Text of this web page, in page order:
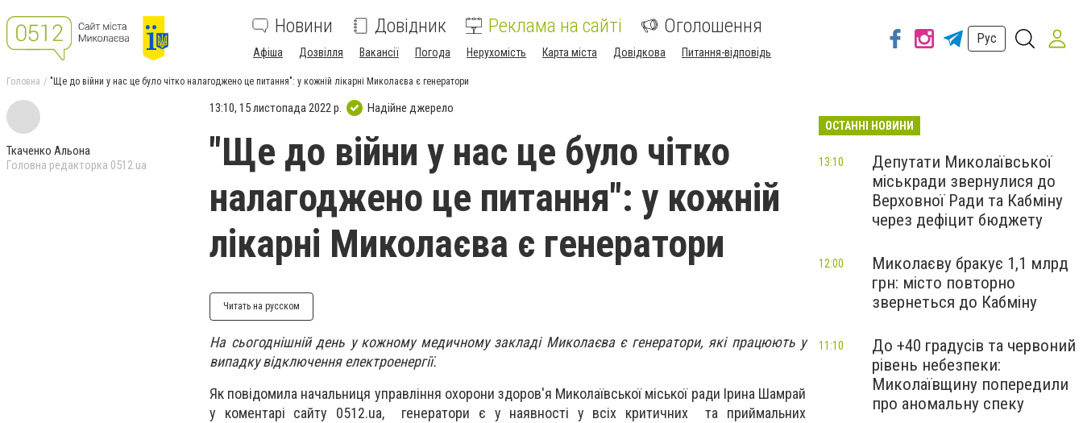
Новини Довідник Реклама на сайті Оголошення
Афіша Дозвілля Вакансії Погода Нерухомість Карта міста Довідкова Питання-відповідь
Рус
Головна "Ще до війни у нас це було чітко налагоджено це питання": у кожній лікарні Миколаєва є генератори
Ткаченко Альона
Головна редакторка 0512.ua
13:10, 15 листопада 2022 р. Надійне джерело
"Ще до війни у нас це було чітко
налагоджено це питання": у кожній
лікарні Миколаєва є генератори
Читать на русском
На сьогоднішній день у кожному медичному закладі Миколаєва є генератори, які працюють у
випадку відключення електроенергії.
Як повідомила начальниця управління охорони здоров'я Миколаївської міської ради Ірина Шамрай
у коментарі сайту 0512.ua,
генератори є у наявності у всіх критичних та приймальних
ОСТАННІ НОВИНИ
Депутати Миколаївської
міськради звернулися до
Верховної Ради та Кабміну
через дефіцит бюджету
13:10
Миколаєву бракує 1,1 млрд
грн: місто повторно
звернеться до Кабміну
12:00
До +40 градусів та червоний
рівень небезпеки:
Миколаївщину попередили
про аномальну спеку
11:10